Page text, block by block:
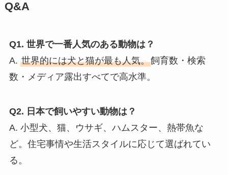
Q&A
Q1. 世界で一番人気のある動物は？
A. 世界的には犬と猫が最も人気。飼育数・検索
数・メディア露出すべてで高水準。
Q2. 日本で飼いやすい動物は？
A. 小型犬、猫、ウサギ、ハムスター、熱帯魚な
ど。住宅事情や生活スタイルに応じて選ばれてい
る。